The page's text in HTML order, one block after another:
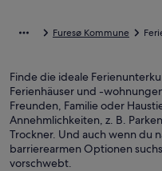
Furesø Kommune
Finde die ideale
Ferienhäuser und -
Freunden, Familie oder
Annehmlichkeiten, z. B.
Trockner. Und auch wenn du
barrierearmen Optionen
vorschwebt.